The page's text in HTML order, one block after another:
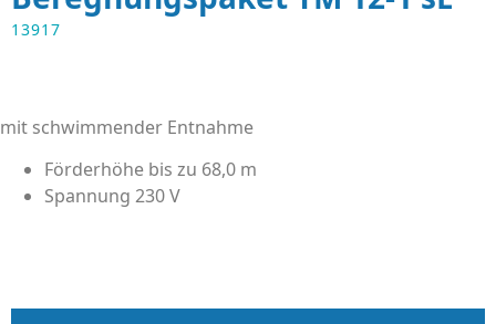
13917
mit schwimmender Entnahme
Förderhöhe bis zu 68,0 m
Spannung 230 V